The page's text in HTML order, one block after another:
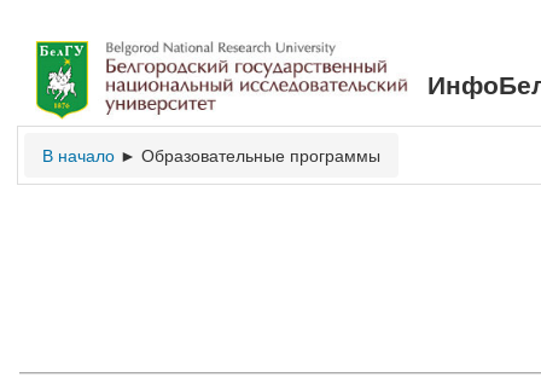
В начало ► Образовательные программы